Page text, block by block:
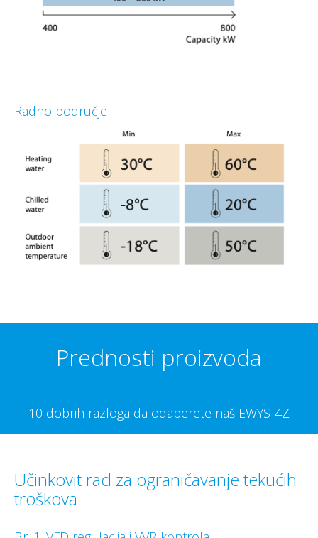
Radno područje
Prednosti proizvoda
10 dobrih razloga da odaberete naš EWYS-4Z
Učinkovit rad za ograničavanje tekućih
troškova